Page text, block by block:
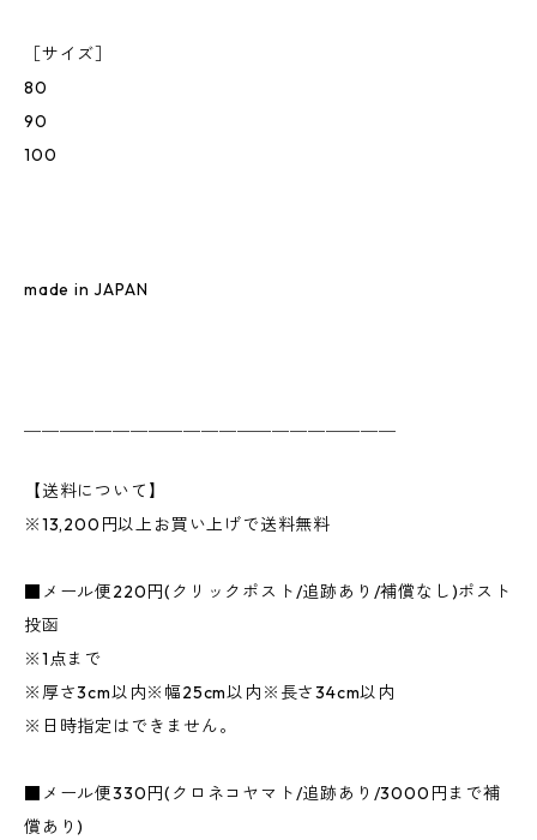
［サイズ］
80
90
100
made in JAPAN
【送料について】
※13,200円以上お買い上げで送料無料
■メール便220円(クリックポスト/追跡あり/補償なし)ポスト
投函
※1点まで
※厚さ3cm以内※幅25cm以内※長さ34cm以内
※日時指定はできません。
■メール便330円(クロネコヤマト/追跡あり/3000円まで補
償あり)